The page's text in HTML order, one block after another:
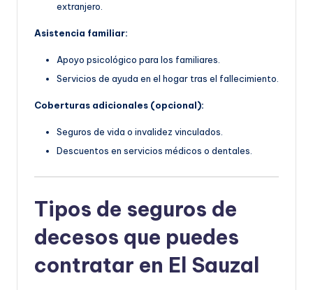
extranjero.
Asistencia familiar:
Apoyo psicológico para los familiares.
Servicios de ayuda en el hogar tras el fallecimiento.
Coberturas adicionales (opcional):
Seguros de vida o invalidez vinculados.
Descuentos en servicios médicos o dentales.
Tipos de seguros de
decesos que puedes
contratar en El Sauzal